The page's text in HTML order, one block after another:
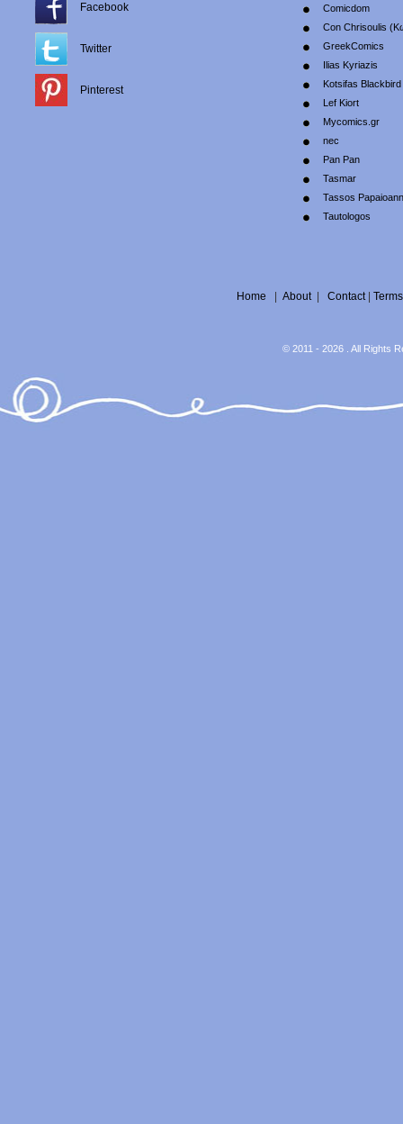
Facebook
Twitter
Pinterest
Comicdom
Con Chrisoulis
GreekComics
Ilias Kyriazis
Kotsifas Blackbird
Lef Kiort
Mycomics.gr
nec
Pan Pan
Tasmar
Tassos
Tautologos
Home About| Contact| Terms
© 2011 - 2026 . All Rights